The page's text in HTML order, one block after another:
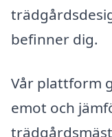
befinner dig.
Vår plattform
emot och